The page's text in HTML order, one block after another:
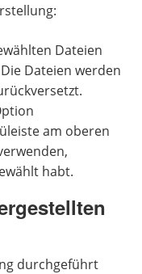
Dateien
Dateien werden
am oberen
habt.
durchgeführt